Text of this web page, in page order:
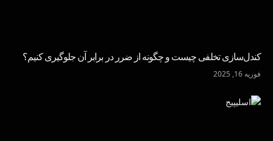
کندل‌سازی تخلفی چیست و چگونه از ضرر در برابر آن جلوگیری کنیم؟
فوریه 16, 2025